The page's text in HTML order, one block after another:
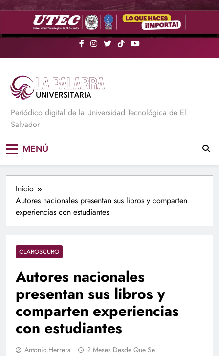
Saltar
La Palabra Universitaria
Periódico digital de la Universidad Tecnológica de El
Salvador
MENÚ
Inicio
Autores nacionales presentan sus libros y comparten
experiencias con estudiantes
CLAROSCURO
Autores nacionales
presentan sus libros y
comparten experiencias
con estudiantes
Antonio.herrera
2 Meses Desde Que Se